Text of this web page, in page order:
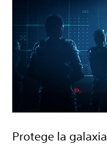
Protege la galaxia